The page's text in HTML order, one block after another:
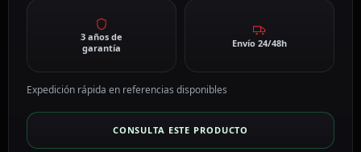
3 años de
garantía
Envío 24/48h
Expedición rápida en referencias disponibles
CONSULTA ESTE PRODUCTO